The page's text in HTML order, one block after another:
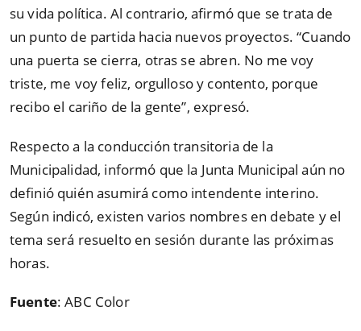
su vida política. Al contrario, afirmó que se trata de
un punto de partida hacia nuevos proyectos. “Cuando
una puerta se cierra, otras se abren. No me voy
triste, me voy feliz, orgulloso y contento, porque
recibo el cariño de la gente”, expresó.
Respecto a la conducción transitoria de la
Municipalidad, informó que la Junta Municipal aún no
definió quién asumirá como intendente interino.
Según indicó, existen varios nombres en debate y el
tema será resuelto en sesión durante las próximas
horas.
Fuente: ABC Color